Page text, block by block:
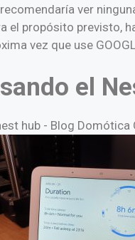
ver
el propósito previsto,
vez que use
el